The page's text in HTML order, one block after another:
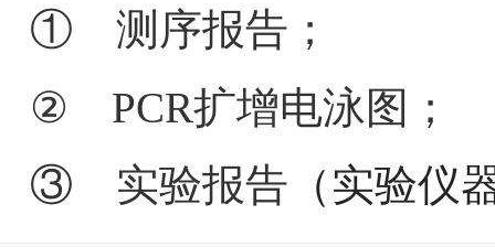
① 测序报告；
② PCR扩增电泳图 ；
③ 实验报告 （实验仪